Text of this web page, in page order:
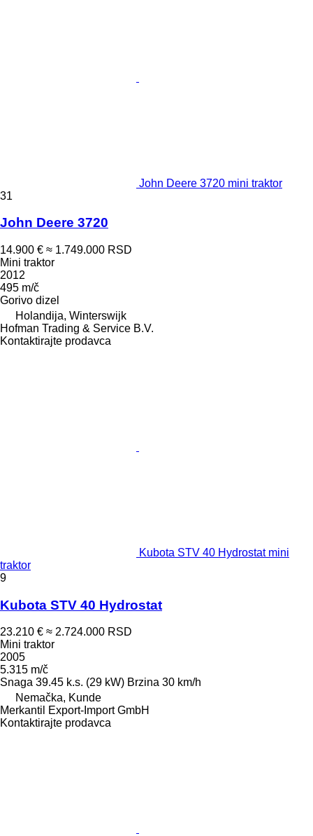
John Deere 3720 mini traktor
31
John Deere 3720
14.900 € ≈ 1.749.000 RSD
Mini traktor
2012
495 m/č
Gorivo dizel
Holandija, Winterswijk
Hofman Trading & Service B.V.
Kontaktirajte prodavca
Kubota STV 40 Hydrostat mini
traktor
9
Kubota STV 40 Hydrostat
23.210 € ≈ 2.724.000 RSD
Mini traktor
2005
5.315 m/č
Snaga 39.45 k.s. (29 kW) Brzina 30 km/h
Nemačka, Kunde
Merkantil Export-Import GmbH
Kontaktirajte prodavca